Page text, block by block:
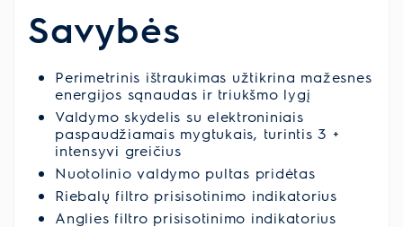
Savybės
Perimetrinis ištraukimas užtikrina mažesnes
energijos sąnaudas ir triukšmo lygį
Valdymo skydelis su elektroniniais
paspaudžiamais mygtukais, turintis 3 +
intensyvi greičius
Nuotolinio valdymo pultas pridėtas
Riebalų filtro prisisotinimo indikatorius
Anglies filtro prisisotinimo indikatorius